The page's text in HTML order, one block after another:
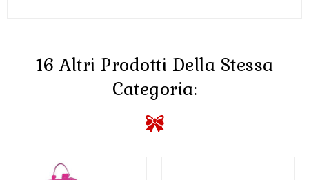
16 Altri Prodotti Della Stessa
Categoria: